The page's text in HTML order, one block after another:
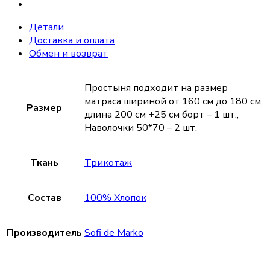
Детали
Доставка и оплата
Обмен и возврат
Размер
Простыня подходит на размер
матраса шириной от 160 см до 180 см,
длина 200 см +25 см борт – 1 шт.,
Наволочки 50*70 – 2 шт.
Ткань Трикотаж
Состав 100% Хлопок
Производитель Sofi de Marko